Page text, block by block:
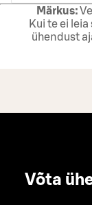
Märkus:
Kui te ei
ühendust
Võta